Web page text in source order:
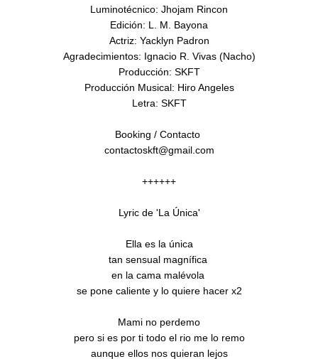
Luminotécnico: Jhojam Rincon
Edición: L. M. Bayona
Actriz: Yacklyn Padron
Agradecimientos: Ignacio R. Vivas (Nacho)
Producción: SKFT
Producción Musical: Hiro Angeles
Letra: SKFT
Booking / Contacto
contactoskft@gmail.com
++++++
Lyric de 'La Única'
Ella es la única
tan sensual magnífica
en la cama malévola
se pone caliente y lo quiere hacer x2
Mami no perdemo
pero si es por ti todo el rio me lo remo
aunque ellos nos quieran lejos